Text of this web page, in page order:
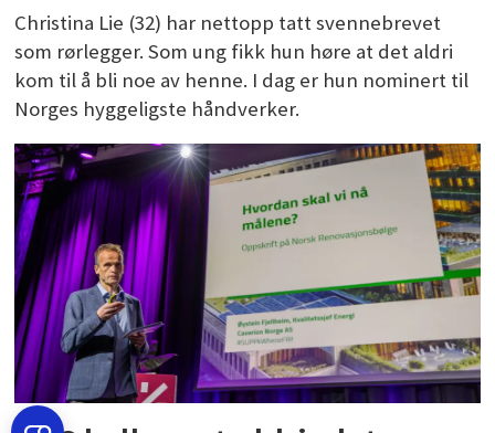
Christina Lie (32) har nettopp tatt svennebrevet
som rørlegger. Som ung fikk hun høre at det aldri
kom til å bli noe av henne. I dag er hun nominert til
Norges hyggeligste håndverker.